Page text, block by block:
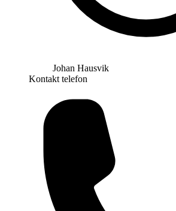
Johan Hausvik
Kontakt telefon